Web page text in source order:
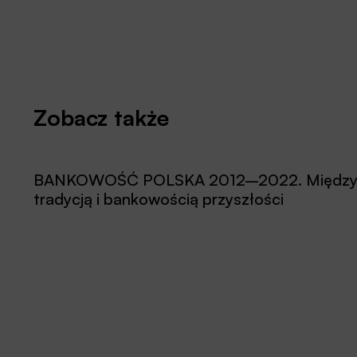
Zobacz także
BANKOWOŚĆ POLSKA 2012–2022. Między
tradycją i bankowością przyszłości